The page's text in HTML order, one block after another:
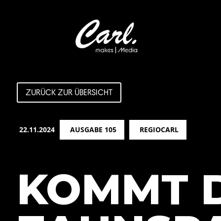
ZURÜCK ZUR ÜBERSICHT
22.11.2024 AUSGABE 105 REGIOCARL
KOMMT